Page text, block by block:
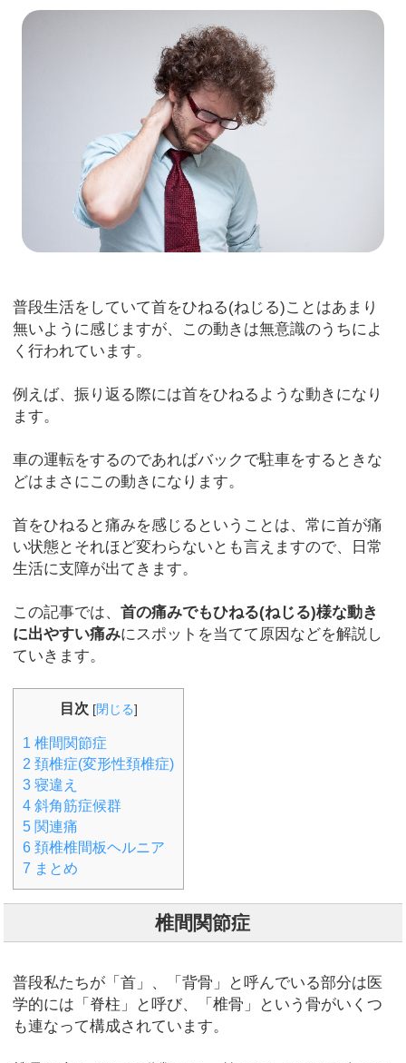
普段生活をしていて首をひねる(ねじる)ことはあまり
無いように感じますが、この動きは無意識のうちによ
く行われています。
例えば、振り返る際には首をひねるような動きになり
ます。
車の運転をするのであればバックで駐車をするときな
どはまさにこの動きになります。
首をひねると痛みを感じるということは、常に首が痛
い状態とそれほど変わらないとも言えますので、日常
生活に支障が出てきます。
この記事では、首の痛みでもひねる(ねじる)様な動き
に出やすい痛みにスポットを当てて原因などを解説し
ていきます。
目次 [閉じる]
1 椎間関節症
2 頚椎症(変形性頚椎症)
3 寝違え
4 斜角筋症候群
5 関連痛
6 頚椎椎間板ヘルニア
7 まとめ
椎間関節症
普段私たちが「首」、「背骨」と呼んでいる部分は医
学的には「脊柱」と呼び、「椎骨」という骨がいくつ
も連なって構成されています。